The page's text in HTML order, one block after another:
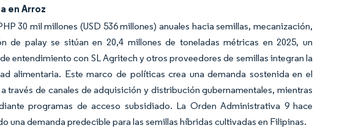
en Arroz
30 mil millones (USD 536 millones) anuales hacia semillas, mecanización,
palay se sitúan en 20,4 millones de toneladas métricas en 2025, un
entendimiento con SL Agritech y otros proveedores de semillas integran la
alimentaria. Este marco de políticas crea una demanda sostenida en el
de canales de adquisición y distribución gubernamentales, mientras
programas de acceso subsidiado. La Orden Administrativa 9 hace
una demanda predecible para las semillas híbridas cultivadas en Filipinas.